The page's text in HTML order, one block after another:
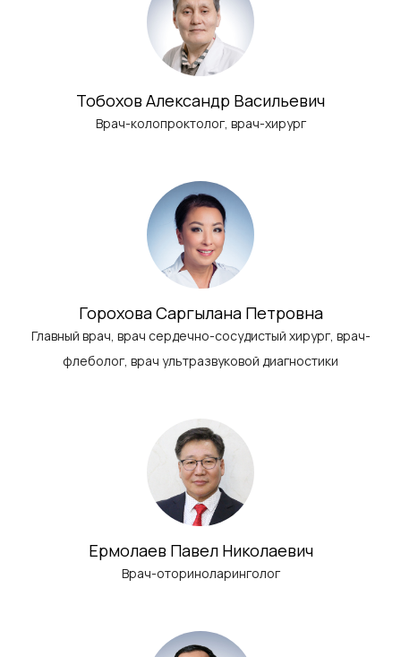
Тобохов Александр Васильевич
Врач-колопроктолог, врач-хирург
Горохова Саргылана Петровна
Главный врач, врач сердечно-сосудистый хирург, врач-
флеболог, врач ультразвуковой диагностики
Ермолаев Павел Николаевич
Врач-оториноларинголог